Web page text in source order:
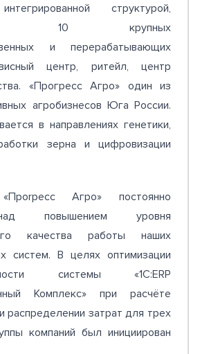
структурой,
10 крупных
и перерабатывающих
центр, ритейл, центр
«Пpoгpecc Aгpo» один из
агробизнесов Юга России.
в направлениях генетики,
зерна и цифровизации
Aгpo» постоянно
повышением уровня
качества работы наших
систем. В целях оптимизации
системы «1C:ERP
Комплекс» при расчёте
распределении затрат для трех
компаний был инициирован